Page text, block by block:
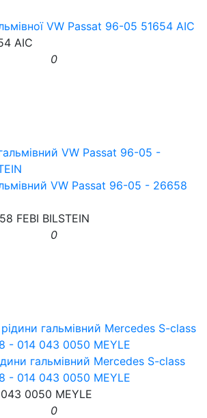
VW Passat 96-05 51654 AIC
AIC
0
VW Passat 96-05 - 26658
FEBI BILSTEIN
0
гальмівний Mercedes S-class
- 014 043 0050 MEYLE
0050 MEYLE
0